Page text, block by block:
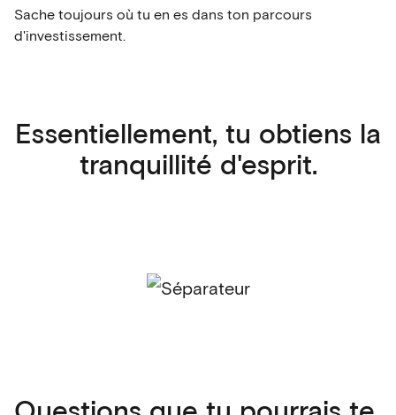
Sache toujours où tu en es dans ton parcours
d'investissement.
Essentiellement, tu obtiens la
tranquillité d'esprit.